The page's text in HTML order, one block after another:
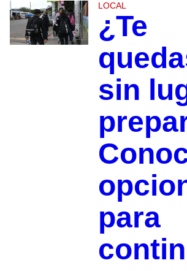
LOCAL
¿Te
sin
para